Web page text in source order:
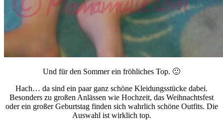
Und für den Sommer ein fröhliches Top. 🙂
Hach… da sind ein paar ganz schöne Kleidungsstücke dabei.
Besonders zu großen Anlässen wie Hochzeit, das Weihnachtsfest
oder ein großer Geburtstag finden sich wahrlich schöne Outfits. Die
Auswahl ist wirklich top.